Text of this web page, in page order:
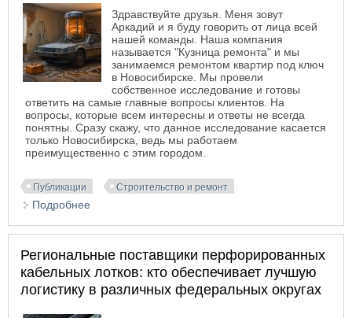
Здравствуйте друзья. Меня зовут
Аркадий и я буду говорить от лица всей
нашей команды. Наша компания
называется "Кузница ремонта" и мы
занимаемся ремонтом квартир под ключ
в Новосибирске. Мы провели
собственное исследование и готовы
ответить на самые главные вопросы клиентов. На
вопросы, которые всем интересны и ответы не всегда
понятны. Сразу скажу, что данное исследование касается
только Новосибирска, ведь мы работаем
преимущественно с этим городом.
Публикации Строительство и ремонт
Подробнее
Региональные поставщики перфорированных
кабельных лотков: кто обеспечивает лучшую
логистику в различных федеральных округах